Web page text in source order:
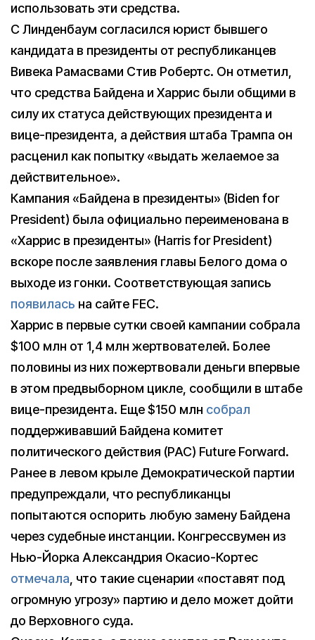
использовать эти средства.
С Линденбаум согласился юрист бывшего
кандидата в президенты от республиканцев
Вивека Рамасвами Стив Робертс. Он отметил,
что средства Байдена и Харрис были общими в
силу их статуса действующих президента и
вице-президента, а действия штаба Трампа он
расценил как попытку «выдать желаемое за
действительное».
Кампания «Байдена в президенты» (Biden for
President) была официально переименована в
«Харрис в президенты» (Harris for President)
вскоре после заявления главы Белого дома о
выходе из гонки. Соответствующая запись
появилась на сайте FEC.
Харрис в первые сутки своей кампании собрала
$100 млн от 1,4 млн жертвователей. Более
половины из них пожертвовали деньги впервые
в этом предвыборном цикле, сообщили в штабе
вице-президента. Еще $150 млн собрал
поддерживавший Байдена комитет
политического действия (PAC) Future Forward.
Ранее в левом крыле Демократической партии
предупреждали, что республиканцы
попытаются оспорить любую замену Байдена
через судебные инстанции. Конгрессвумен из
Нью-Йорка Александрия Окасио-Кортес
отмечала, что такие сценарии «поставят под
огромную угрозу» партию и дело может дойти
до Верховного суда.